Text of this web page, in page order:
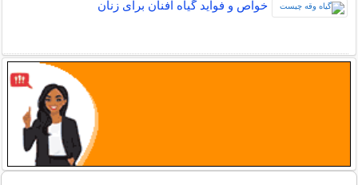
خواص و فواید گیاه افنان برای زنان